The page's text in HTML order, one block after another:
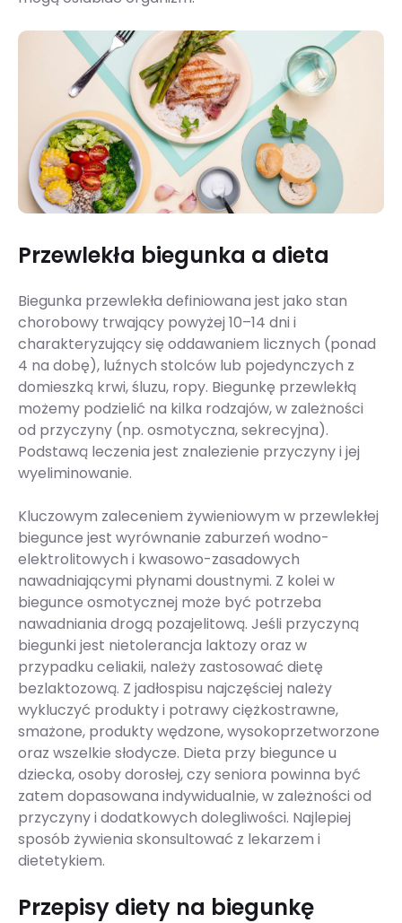
Przewlekła biegunka a dieta
Biegunka przewlekła definiowana jest jako stan
chorobowy trwający powyżej 10–14 dni i
charakteryzujący się oddawaniem licznych (ponad
4 na dobę), luźnych stolców lub pojedynczych z
domieszką krwi, śluzu, ropy. Biegunkę przewlekłą
możemy podzielić na kilka rodzajów, w zależności
od przyczyny (np. osmotyczna, sekrecyjna).
Podstawą leczenia jest znalezienie przyczyny i jej
wyeliminowanie.
Kluczowym zaleceniem żywieniowym w przewlekłej
biegunce jest wyrównanie zaburzeń wodno-
elektrolitowych i kwasowo-zasadowych
nawadniającymi płynami doustnymi. Z kolei w
biegunce osmotycznej może być potrzeba
nawadniania drogą pozajelitową. Jeśli przyczyną
biegunki jest nietolerancja laktozy oraz w
przypadku celiakii, należy zastosować dietę
bezlaktozową. Z jadłospisu najczęściej należy
wykluczyć produkty i potrawy ciężkostrawne,
smażone, produkty wędzone, wysokoprzetworzone
oraz wszelkie słodycze. Dieta przy biegunce u
dziecka, osoby dorosłej, czy seniora powinna być
zatem dopasowana indywidualnie, w zależności od
przyczyny i dodatkowych dolegliwości. Najlepiej
sposób żywienia skonsultować z lekarzem i
dietetykiem.
Przepisy diety na biegunkę